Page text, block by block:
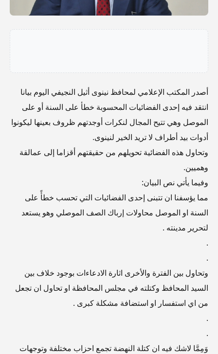
أصدر المكتب الإعلامي لمحافظ نينوى أثيل النجيفي اليوم بيانا
انتقد فيه إحدى الفضائيات المحسوبة خطأ على السنة أو على
الموصل وهي تتيح المجال لنكرات أوجدتهم ظروف بعينها ليكونوا
أدوات بيد أطراف لا تريد الخير لنينوى.
وتحاول هذه الفضائية تحويلهم من حقيقتهم أقزاما إلى عمالقة
وهميين.
وفيما يأتي نص البيان:
مما يؤسفنا ان تتبنى إحدى الفضائيات التي تحسب خطأً على
السنة او الموصل محاولات إرباك الصف الموصلي وهو يستعد
لتحرير مدينته .
.
.
وتحاول بين الفترة والأخرى اثارة الادعاءات بوجود خلاف بين
السيد المحافظ وكتلته في مجلس المحافظة او تحاول ان تجعل
من اي استفسار او استضافة مشكلة كبرى .
.
.
وَمِمَّا لاشك فيه ان كتلة النهضة تجمع احزاب مختلفة وتوجهات